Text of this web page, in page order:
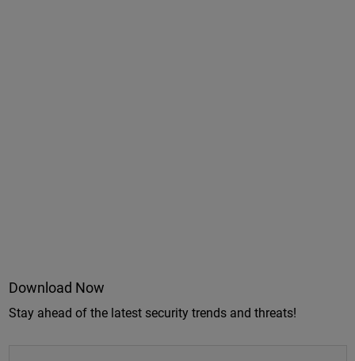
Download Now
Stay ahead of the latest security trends and threats!